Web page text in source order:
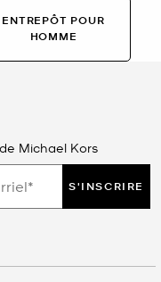
ENTREPÔT POUR
HOMME
Michael Kors
S'INSCRIRE